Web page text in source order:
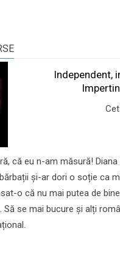
Independent,
că eu n-am măsură!
și-ar dori o soție ca
o că nu mai putea de
Să se mai bucure și alți